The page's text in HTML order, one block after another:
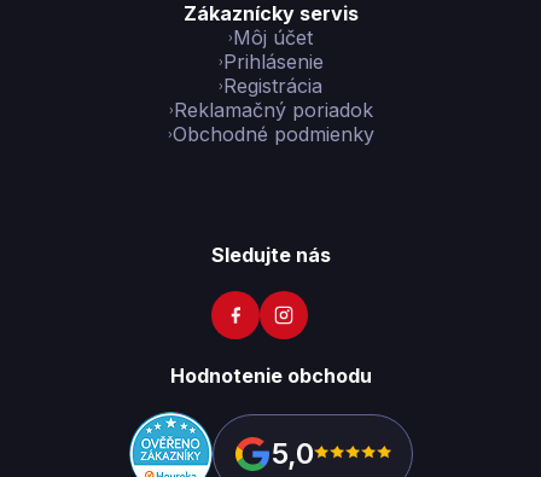
Zákaznícky servis
Môj účet
Prihlásenie
Registrácia
Reklamačný poriadok
Obchodné podmienky
Sledujte nás
Hodnotenie obchodu
5,0